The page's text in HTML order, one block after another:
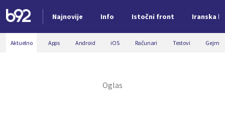
Najnovije Info Istočni front Iranska
Nova vest
Aktuelno Apps Android iOS Računari Testovi